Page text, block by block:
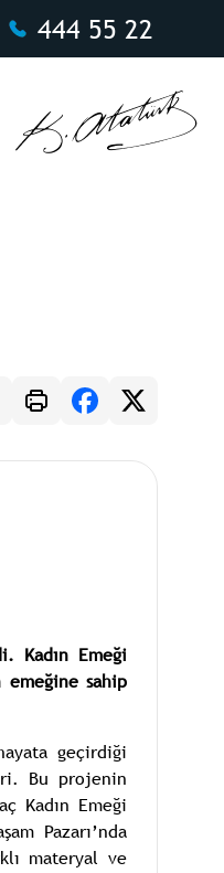
444 55 22
Kadın Emeği
emeğine sahip
geçirdiği
Bu projenin
Kadın Emeği
Pazarı’nda
materyal ve